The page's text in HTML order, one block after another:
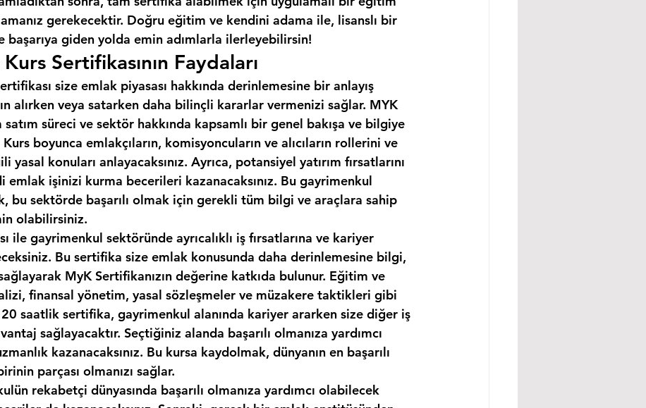
gerekecektir. Doğru eğitim ve kendini adama ile, lisanslı bir
başarıya giden yolda emin adımlarla ilerleyebilirsin!
Sertifikasının Faydaları
size emlak piyasası hakkında derinlemesine bir anlayış
alırken veya satarken daha bilinçli kararlar vermenizi sağlar. MYK
satım süreci ve sektör hakkında kapsamlı bir genel bakışa ve bilgiye
Kurs boyunca emlakçıların, komisyoncuların ve alıcıların rollerini ve
yasal konuları anlayacaksınız. Ayrıca, potansiyel yatırım fırsatlarını
emlak işinizi kurma becerileri kazanacaksınız. Bu gayrimenkul
bu sektörde başarılı olmak için gerekli tüm bilgi ve araçlara sahip
olabilirsiniz.
ile gayrimenkul sektöründe ayrıcalıklı iş fırsatlarına ve kariyer
Bu sertifika size emlak konusunda daha derinlemesine bilgi,
MyK Sertifikanızın değerine katkıda bulunur. Eğitim ve
finansal yönetim, yasal sözleşmeler ve müzakere taktikleri gibi
saatlik sertifika, gayrimenkul alanında kariyer ararken size diğer iş
sağlayacaktır. Seçtiğiniz alanda başarılı olmanıza yardımcı
kazanacaksınız. Bu kursa kaydolmak, dünyanın en başarılı
parçası olmanızı sağlar.
rekabetçi dünyasında başarılı olmanıza yardımcı olabilecek